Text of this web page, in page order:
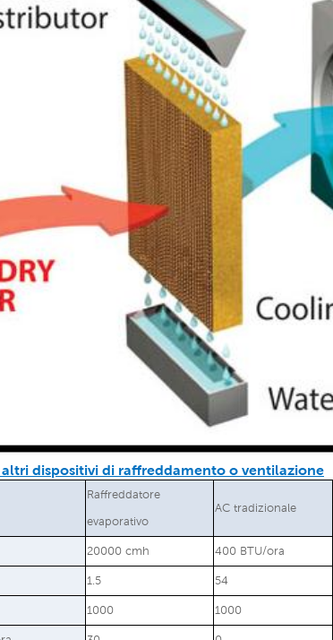
dispositivi di raffreddamento o ventilazione
Raffreddatore
evaporativo
AC tradizionale
20000 cmh 400 BTU/ora
1.5 54
1000 1000